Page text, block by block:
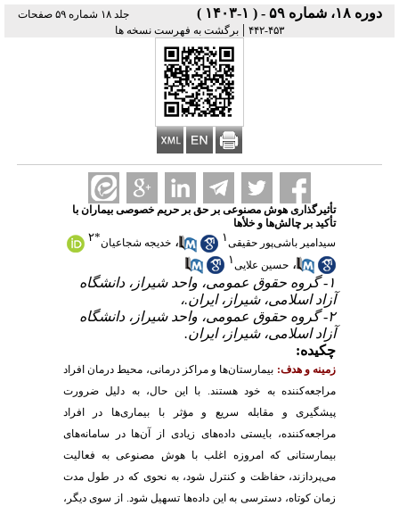
دوره ۱۸، شماره ۵۹ - ( ۱-۱۴۰۳ )
جلد ۱۸ شماره ۵۹ صفحات
۴۵۳-۴۴۲
| برگشت به فهرست نسخه ها
تأثیرگذاری هوش مصنوعی بر حق بر حریم خصوصی بیماران با
تأکید بر چالش‌ها و خلأها
سیدامیر باشی‌پور حقیقی۱ ، خدیجه شجاعیان*۲
، حسین علایی۱
۱- گروه حقوق عمومی، واحد شیراز، دانشگاه
آزاد اسلامی، شیراز، ایران.،
۲- گروه حقوق عمومی، واحد شیراز، دانشگاه
آزاد اسلامی، شیراز، ایران.
چکیده:
زمینه و هدف: بیمارستان‌ها و مراکز درمانی، محیط درمان افراد
مراجعه‌کننده به خود هستند. با این حال، به دلیل ضرورت
پیشگیری و مقابله سریع و مؤثر با بیماری‌ها در افراد
مراجعه‌کننده، بایستی داده‌های زیادی از آن‌ها در سامانه‌های
بیمارستانی که امروزه اغلب با هوش مصنوعی به فعالیت
می‌پردازند، حفاظت و کنترل شود، به نحوی که در طول مدت
زمان کوتاه، دسترسی به این داده‌ها تسهیل شود. از سوی دیگر،